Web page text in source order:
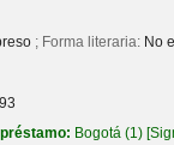
; Forma literaria: No
Bogotá (1)